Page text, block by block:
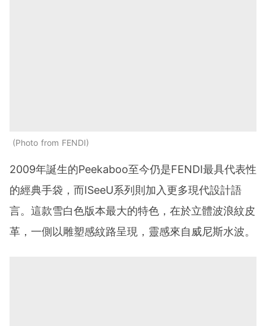
Photo from FENDI
2009年誕生的Peekaboo至今仍是FENDI最具代表性
的經典手袋，而ISeeU系列則加入更多現代設計語
言。這款雪白色版本最大的特色，在於立體波浪紋皮
革，一側以雕塑感紋路呈現，靈感來自威尼斯水波。